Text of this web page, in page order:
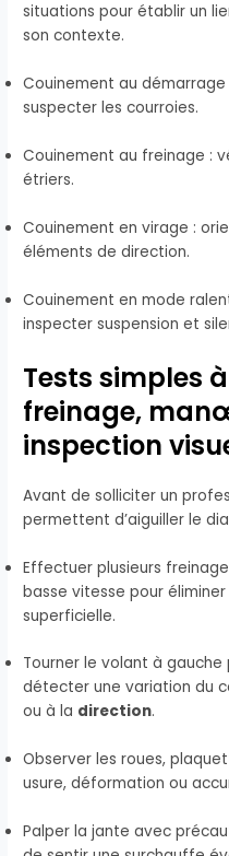
situations pour établir un
son contexte.
Couinement au
suspecter les courroies.
Couinement au freinage :
étriers.
Couinement en virage :
éléments de direction.
Couinement en mode
inspecter suspension et
Tests simples
freinage,
inspection
Avant de solliciter un
permettent d’aiguiller le
Effectuer plusieurs
basse vitesse pour
superficielle.
Tourner le volant à
détecter une variation du
ou à la direction.
Observer les roues,
usure, déformation ou
Palper la jante avec